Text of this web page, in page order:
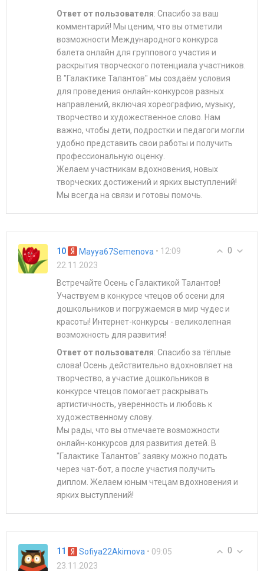
Ответ от пользователя: Спасибо за ваш
комментарий! Мы ценим, что вы отметили
возможности Международного конкурса
балета онлайн для группового участия и
раскрытия творческого потенциала участников.
В "Галактике Талантов" мы создаём условия
для проведения онлайн-конкурсов разных
направлений, включая хореографию, музыку,
творчество и художественное слово. Нам
важно, чтобы дети, подростки и педагоги могли
удобно представить свои работы и получить
профессиональную оценку.
Желаем участникам вдохновения, новых
творческих достижений и ярких выступлений!
Мы всегда на связи и готовы помочь.
0
10 Mayya67Semenova • 12:09
22.11.2023
Встречайте Осень с Галактикой Талантов!
Участвуем в конкурсе чтецов об осени для
дошкольников и погружаемся в мир чудес и
красоты! Интернет-конкурсы - великолепная
возможность для развития!
Ответ от пользователя: Спасибо за тёплые
слова! Осень действительно вдохновляет на
творчество, а участие дошкольников в
конкурсе чтецов помогает раскрывать
артистичность, уверенность и любовь к
художественному слову.
Мы рады, что вы отмечаете возможности
онлайн-конкурсов для развития детей. В
"Галактике Талантов" заявку можно подать
через чат-бот, а после участия получить
диплом. Желаем юным чтецам вдохновения и
ярких выступлений!
0
11 Sofiya22Akimova • 09:05
23.11.2023